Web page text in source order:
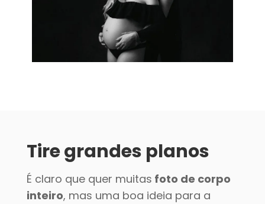
Tire grandes planos
É claro que quer muitas foto de corpo
inteiro, mas uma boa ideia para a